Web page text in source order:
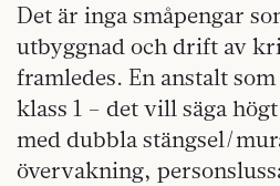
Det är inga småpengar
utbyggnad och drift av
framledes. En anstalt
klass 1 – det vill säga
med dubbla stängsel/
övervakning,